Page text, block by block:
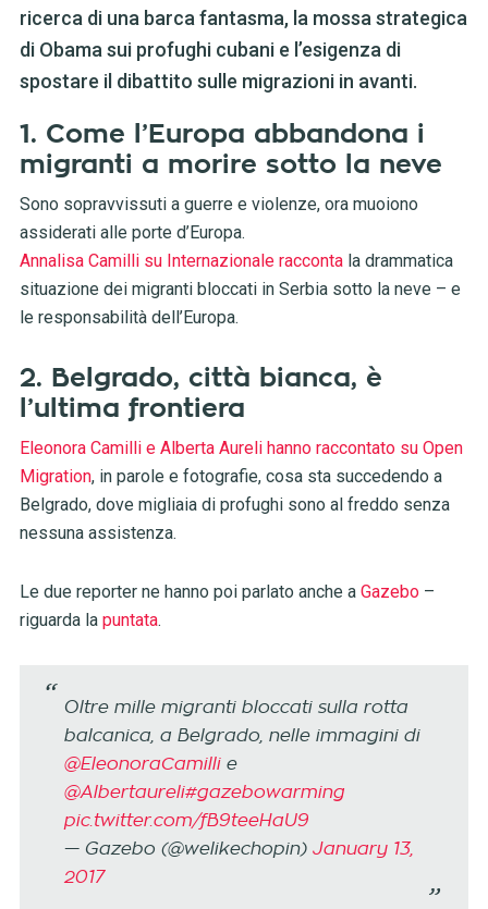
ricerca di una barca fantasma, la mossa strategica
di Obama sui profughi cubani e l’esigenza di
spostare il dibattito sulle migrazioni in avanti.
1. Come l’Europa abbandona i
migranti a morire sotto la neve
Sono sopravvissuti a guerre e violenze, ora muoiono
assiderati alle porte d’Europa.
Annalisa Camilli su Internazionale raccontala drammatica
situazione dei migranti bloccati in Serbia sotto la neve – e
le responsabilità dell’Europa.
2. Belgrado, città bianca, è
l’ultima frontiera
Eleonora Camilli e Alberta Aureli hanno raccontato su Open
Migration, in parole e fotografie, cosa sta succedendo a
Belgrado, dove migliaia di profughi sono al freddo senza
nessuna assistenza.
Le due reporter ne hanno poi parlato anche a Gazebo–
riguarda la puntata.
Oltre mille migranti bloccati sulla rotta
balcanica, a Belgrado, nelle immagini di
@EleonoraCamillie
@Albertaureli#gazebowarming
pic.twitter.com/fB9teeHaU9
— Gazebo (@welikechopin) January 13,
2017